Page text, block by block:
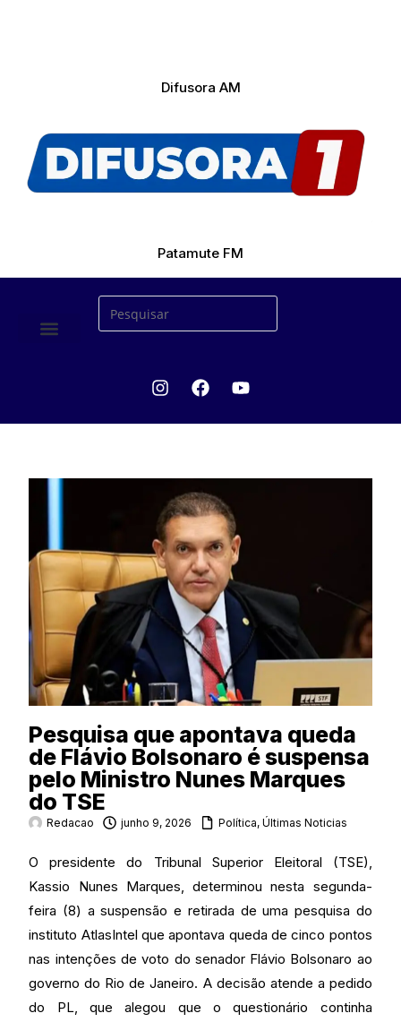
Difusora AM
Patamute FM
Pesquisa que apontava queda
de Flávio Bolsonaro é suspensa
pelo Ministro Nunes Marques
do TSE
Redacao junho 9, 2026 Política,Últimas Noticias
O presidente do Tribunal Superior Eleitoral (TSE),
Kassio Nunes Marques, determinou nesta segunda-
feira (8) a suspensão e retirada de uma pesquisa do
instituto AtlasIntel que apontava queda de cinco pontos
nas intenções de voto do senador Flávio Bolsonaro ao
governo do Rio de Janeiro. A decisão atende a pedido
do PL, que alegou que o questionário continha